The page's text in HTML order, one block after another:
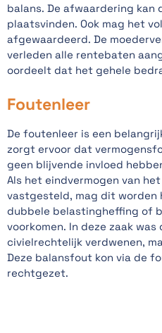
balans. De afwaardering kan
plaatsvinden. Ook mag het
afgewaardeerd. De
verleden alle rentebaten
oordeelt dat het gehele
Foutenleer
De foutenleer is een
zorgt ervoor dat
geen blijvende invloed
Als het eindvermogen van
vastgesteld, mag dit worden
dubbele belastingheffing of
voorkomen. In deze zaak was
civielrechtelijk verdwenen,
Deze balansfout kon via de
rechtgezet.